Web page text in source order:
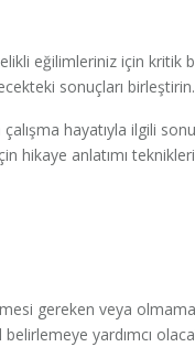
eğilimleriniz için kritik
sonuçları birleştirin.
hayatıyla ilgili
hikaye anlatımı
gereken veya
yardımcı